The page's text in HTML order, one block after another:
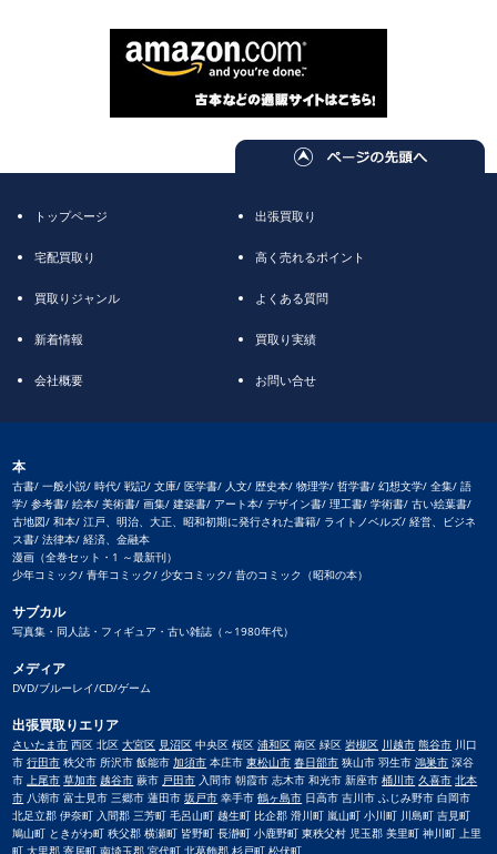
トップページ 出張買取り
宅配買取り 高く売れるポイント
買取りジャンル よくある質問
新着情報 買取り実績
会社概要 お問い合せ
本
古書/ 一般小説/ 時代/ 戦記/ 文庫/ 医学書/ 人文/ 歴史本/ 物理学/ 哲学書/ 幻想文学/ 全集/ 語
学/ 参考書/ 絵本/ 美術書/ 画集/ 建築書/ アート本/ デザイン書/ 理工書/ 学術書/ 古い絵葉書/
古地図/ 和本/ 江戸、明治、大正、昭和初期に発行された書籍/ ライトノベルズ/ 経営、ビジネ
ス書/ 法律本/ 経済、金融本
漫画（全巻セット・1 ～最新刊）
少年コミック/ 青年コミック/ 少女コミック/ 昔のコミック（昭和の本）
サブカル
写真集・同人誌・フィギュア・古い雑誌（～1980年代）
メディア
DVD/ブルーレイ/CD/ゲーム
出張買取りエリア
さいたま市 西区 北区大宮区 見沼区 中央区 桜区浦和区 南区 緑区岩槻区 川越市 熊谷市 川口
市行田市 秩父市 所沢市 飯能市加須市 本庄市東松山市 春日部市 狭山市 羽生市鴻巣市 深谷
市上尾市 草加市 越谷市 蕨市 戸田市 入間市 朝霞市 志木市 和光市 新座市桶川市 久喜市 北本
市 八潮市 富士見市 三郷市 蓮田市坂戸市 幸手市鶴ヶ島市 日高市 吉川市 ふじみ野市 白岡市
北足立郡 伊奈町 入間郡 三芳町 毛呂山町 越生町 比企郡 滑川町 嵐山町 小川町 川島町 吉見町
鳩山町 ときがわ町 秩父郡 横瀬町 皆野町 長瀞町 小鹿野町 東秩父村 児玉郡 美里町 神川町 上里
町 大里郡 寄居町 南埼玉郡 宮代町 北葛飾郡 杉戸町 松伏町